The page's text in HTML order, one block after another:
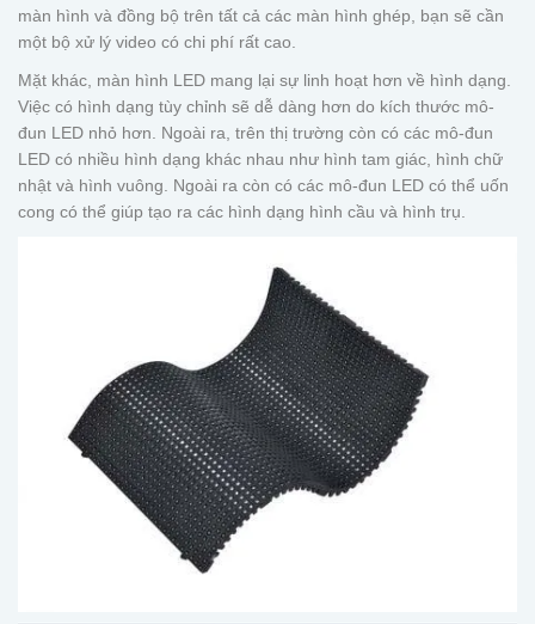
màn hình và đồng bộ trên tất cả các màn hình ghép, bạn sẽ cần
một bộ xử lý video có chi phí rất cao.
Mặt khác, màn hình LED mang lại sự linh hoạt hơn về hình dạng.
Việc có hình dạng tùy chỉnh sẽ dễ dàng hơn do kích thước mô-
đun LED nhỏ hơn. Ngoài ra, trên thị trường còn có các mô-đun
LED có nhiều hình dạng khác nhau như hình tam giác, hình chữ
nhật và hình vuông. Ngoài ra còn có các mô-đun LED có thể uốn
cong có thể giúp tạo ra các hình dạng hình cầu và hình trụ.